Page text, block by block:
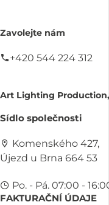
Zavolejte nám
+420 544 224 312
Art Lighting
Sídlo společnosti
Komenského 427,
Újezd u Brna 664 53
Po. - Pá. 07:00 -
FAKTURAČNÍ ÚDAJE